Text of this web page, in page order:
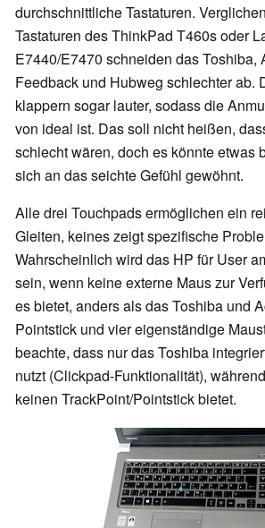
durchschnittliche Tastaturen.
Tastaturen des ThinkPad T460s oder
E7440/E7470 schneiden das Toshiba,
Feedback und Hubweg schlechter ab.
klappern sogar lauter, sodass die
von ideal ist. Das soll nicht heißen,
schlecht wären, doch es könnte etwas
sich an das seichte Gefühl gewöhnt.
Alle drei Touchpads ermöglichen ein
Gleiten, keines zeigt spezifische
Wahrscheinlich wird das HP für User
sein, wenn keine externe Maus zur
es bietet, anders als das Toshiba und
Pointstick und vier eigenständige
beachte, dass nur das Toshiba
nutzt (Clickpad-Funktionalität),
keinen TrackPoint/Pointstick bietet.